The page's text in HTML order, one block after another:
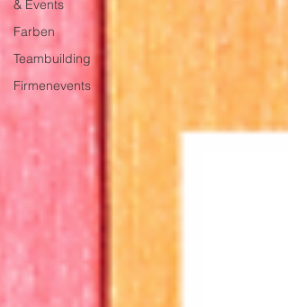
& Events
Farben
Teambuilding
Firmenevents